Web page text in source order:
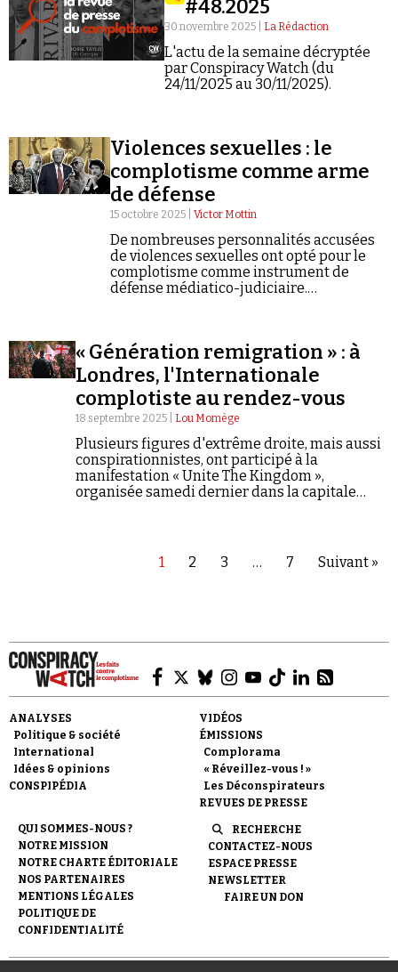
#48.2025
30 novembre 2025 | La Rédaction
L'actu de la semaine décryptée
par Conspiracy Watch (du
24/11/2025 au 30/11/2025).
Violences sexuelles : le
complotisme comme arme
de défense
15 octobre 2025 | Victor Mottin
De nombreuses personnalités accusées
de violences sexuelles ont opté pour le
complotisme comme instrument de
défense médiatico-judiciaire.
« Génération remigration » : à
Londres, l'Internationale
complotiste au rendez-vous
18 septembre 2025 | Lou Momège
Plusieurs figures d'extrême droite, mais aussi
conspirationnistes, ont participé à la
manifestation « Unite The Kingdom »,
organisée samedi dernier dans la capitale
1
2 3 … 7 Suivant »
ANALYSES
Politique & société
International
Idées & opinions
CONSPIPÉDIA
VIDÉOS
ÉMISSIONS
Complorama
« Réveillez-vous ! »
Les Déconspirateurs
REVUES DE PRESSE
QUI SOMMES-NOUS ?
NOTRE MISSION
NOTRE CHARTE ÉDITORIALE
NOS PARTENAIRES
MENTIONS LÉGALES
POLITIQUE DE
CONFIDENTIALITÉ
RECHERCHE
CONTACTEZ-NOUS
ESPACE PRESSE
NEWSLETTER
FAIRE UN DON